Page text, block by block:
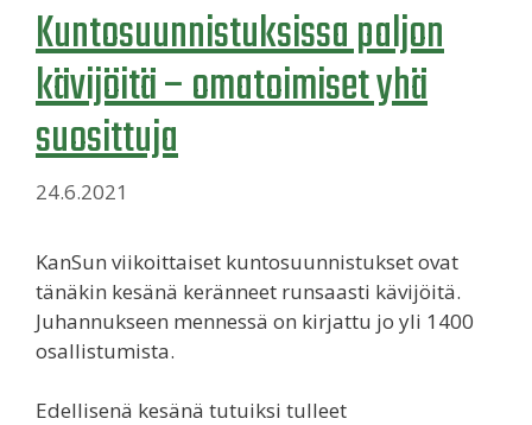
Kuntosuunnistuksissa paljon
kävijöitä – omatoimiset yhä
suosittuja
24.6.2021
KanSun viikoittaiset kuntosuunnistukset ovat
tänäkin kesänä keränneet runsaasti kävijöitä.
Juhannukseen mennessä on kirjattu jo yli 1400
osallistumista.
Edellisenä kesänä tutuiksi tulleet